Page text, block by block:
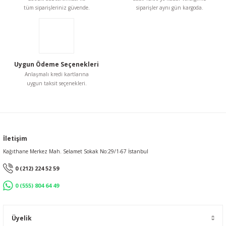
tüm siparişleriniz güvende.
siparişler aynı gün kargoda.
Uygun Ödeme Seçenekleri
Anlaşmalı kredi kartlarına
uygun taksit seçenekleri.
İletişim
Kağıthane Merkez Mah. Selamet Sokak No:29/1-67 İstanbul
0 (212) 224 52 59
0 (555) 804 64 49
Üyelik